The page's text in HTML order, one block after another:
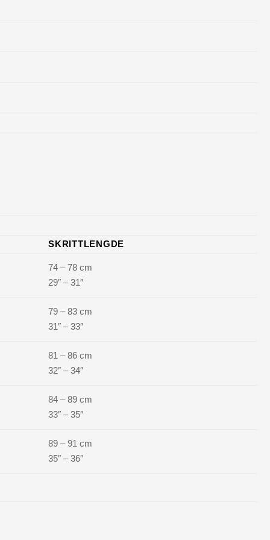
SKRITTLENGDE
74 – 78 cm
29″ – 31″
79 – 83 cm
31″ – 33″
81 – 86 cm
32″ – 34″
84 – 89 cm
33″ – 35″
89 – 91 cm
35″ – 36″